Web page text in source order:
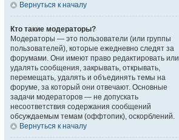
Вернуться к началу
Кто такие модераторы?
Модераторы — это пользователи (или группы
пользователей), которые ежедневно следят за
форумами. Они имеют право редактировать или
удалять сообщения, закрывать, открывать,
перемещать, удалять и объединять темы на
форуме, за который они отвечают. Основные
задачи модераторов — не допускать
несоответствия содержания сообщений
обсуждаемым темам (оффтопик), оскорблений.
Вернуться к началу